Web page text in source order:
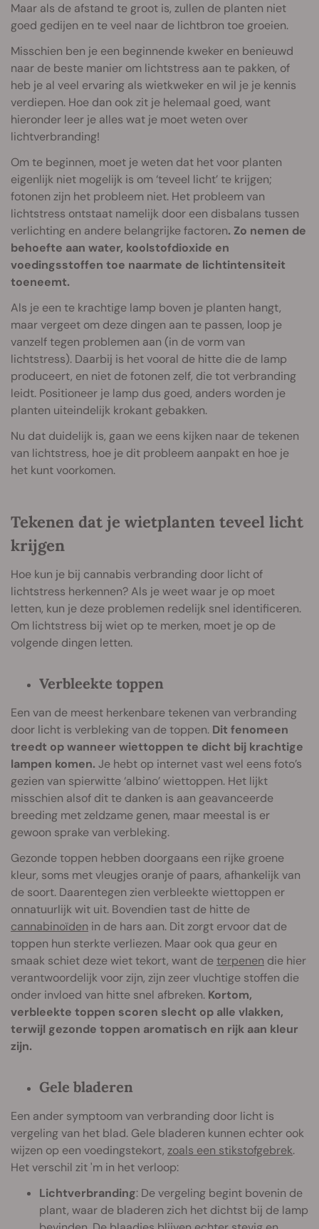
Maar als de afstand te groot is, zullen de planten niet
goed gedijen en te veel naar de lichtbron toe groeien.
Misschien ben je een beginnende kweker en benieuwd
naar de beste manier om lichtstress aan te pakken, of
heb je al veel ervaring als wietkweker en wil je je kennis
verdiepen. Hoe dan ook zit je helemaal goed, want
hieronder leer je alles wat je moet weten over
lichtverbranding!
Om te beginnen, moet je weten dat het voor planten
eigenlijk niet mogelijk is om ‘teveel licht’ te krijgen;
fotonen zijn het probleem niet. Het probleem van
lichtstress ontstaat namelijk door een disbalans tussen
verlichting en andere belangrijke factoren. Zo nemen de
behoefte aan water, koolstofdioxide en
voedingsstoffen toe naarmate de lichtintensiteit
toeneemt.
Als je een te krachtige lamp boven je planten hangt,
maar vergeet om deze dingen aan te passen, loop je
vanzelf tegen problemen aan (in de vorm van
lichtstress). Daarbij is het vooral de hitte die de lamp
produceert, en niet de fotonen zelf, die tot verbranding
leidt. Positioneer je lamp dus goed, anders worden je
planten uiteindelijk krokant gebakken.
Nu dat duidelijk is, gaan we eens kijken naar de tekenen
van lichtstress, hoe je dit probleem aanpakt en hoe je
het kunt voorkomen.
Tekenen dat je wietplanten teveel licht
krijgen
Hoe kun je bij cannabis verbranding door licht of
lichtstress herkennen? Als je weet waar je op moet
letten, kun je deze problemen redelijk snel identificeren.
Om lichtstress bij wiet op te merken, moet je op de
volgende dingen letten.
Verbleekte toppen
Een van de meest herkenbare tekenen van verbranding
door licht is verbleking van de toppen. Dit fenomeen
treedt op wanneer wiettoppen te dicht bij krachtige
lampen komen. Je hebt op internet vast wel eens foto’s
gezien van spierwitte ‘albino’ wiettoppen. Het lijkt
misschien alsof dit te danken is aan geavanceerde
breeding met zeldzame genen, maar meestal is er
gewoon sprake van verbleking.
Gezonde toppen hebben doorgaans een rijke groene
kleur, soms met vleugjes oranje of paars, afhankelijk van
de soort. Daarentegen zien verbleekte wiettoppen er
onnatuurlijk wit uit. Bovendien tast de hitte de
cannabinoïden in de hars aan. Dit zorgt ervoor dat de
toppen hun sterkte verliezen. Maar ook qua geur en
smaak schiet deze wiet tekort, want deterpenen die hier
verantwoordelijk voor zijn, zijn zeer vluchtige stoffen die
onder invloed van hitte snel afbreken. Kortom,
verbleekte toppen scoren slecht op alle vlakken,
terwijl gezonde toppen aromatisch en rijk aan kleur
zijn.
Gele bladeren
Een ander symptoom van verbranding door licht is
vergeling van het blad. Gele bladeren kunnen echter ook
wijzen op een voedingstekort, zoals een stikstofgebrek.
Het verschil zit 'm in het verloop:
Lichtverbranding: De vergeling begint bovenin de
plant, waar de bladeren zich het dichtst bij de lamp